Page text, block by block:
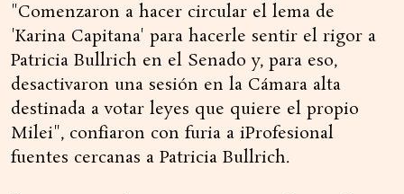
"Comenzaron a hacer circular el lema de
'Karina Capitana' para hacerle sentir el rigor a
Patricia Bullrich en el Senado y, para eso,
desactivaron una sesión en la Cámara alta
destinada a votar leyes que quiere el propio
Milei", confiaron con furia a iProfesional
fuentes cercanas a Patricia Bullrich.